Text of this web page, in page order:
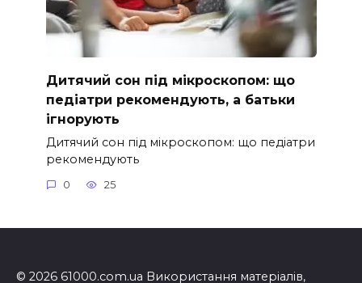
Дитячий сон під мікроскопом: що
педіатри рекомендують, а батьки
ігнорують
Дитячий сон під мікроскопом: що педіатри
рекомендують
0 25
© 2026 61000.com.ua Використання матеріалів,